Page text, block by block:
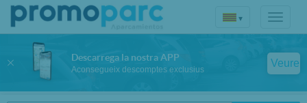
▾
Descarrega la nostra APP
Aconsegueix descomptes exclusius
Veure